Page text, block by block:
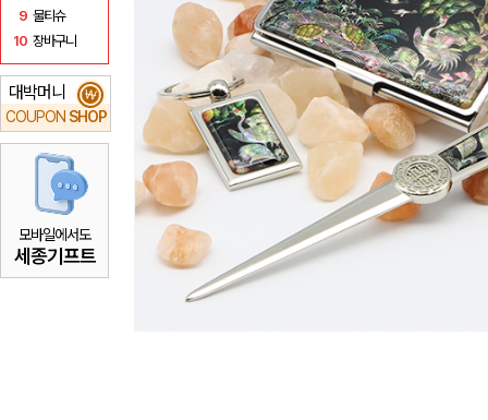
9 물티슈
10 장바구니
대박머니
COUPON SHOP
₩
모바일에서도
세종기프트